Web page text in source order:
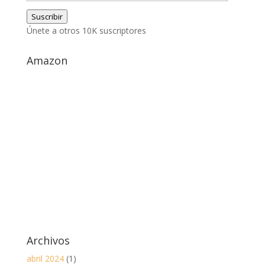
de
correo
electrónico
Suscribir
Únete a otros 10K suscriptores
Amazon
Archivos
abril 2024(1)